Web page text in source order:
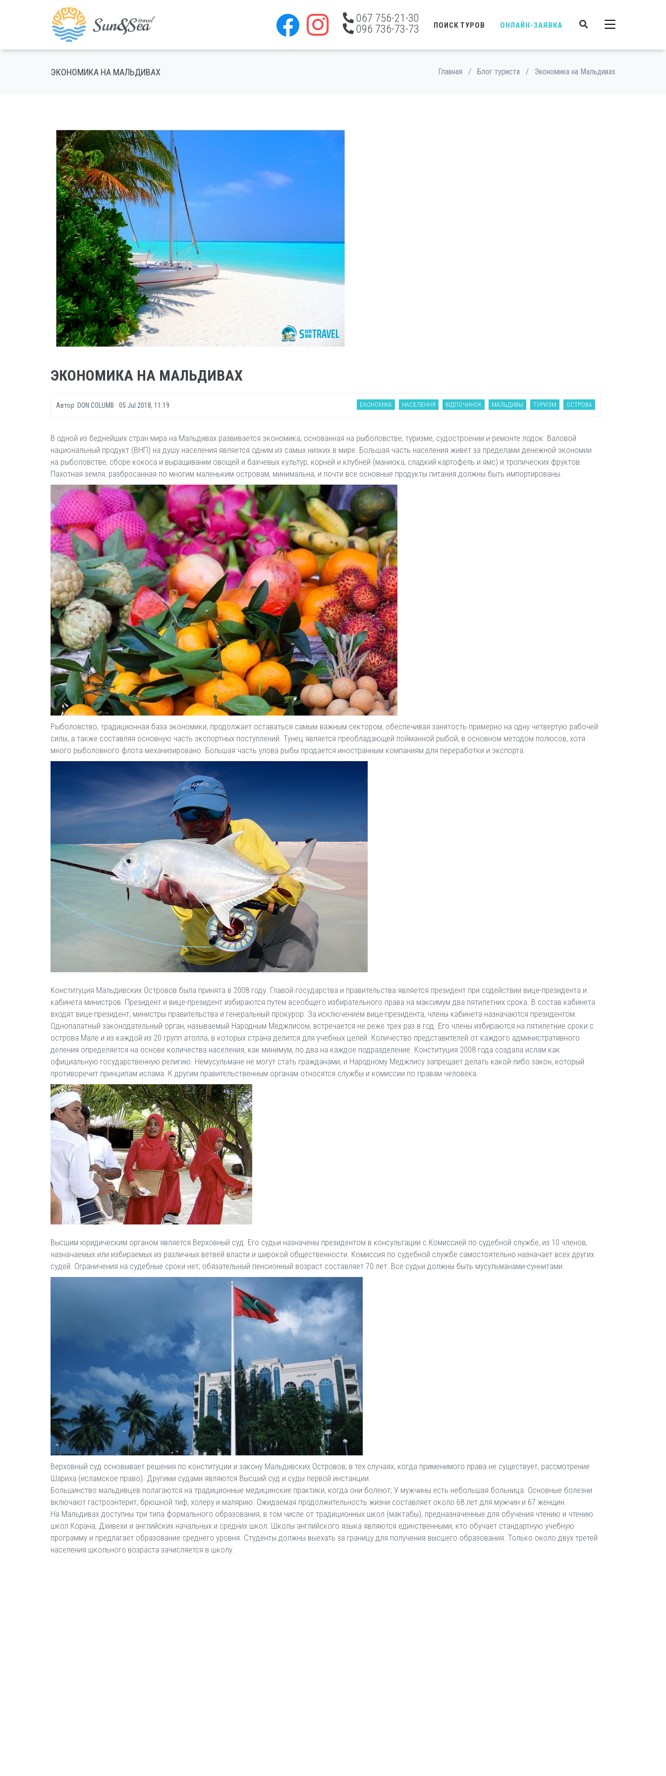
067 756-21-30
096 736-73-73
ПОИСК ТУРОВ ОНЛАЙН-ЗАЯВКА
ЭКОНОМИКА НА МАЛЬДИВАХ Главная / Блог туриста / Экономика на Мальдивах
ЭКОНОМИКА НА МАЛЬДИВАХ
Автор DON COLUMB 05 Jul 2018, 11:19 ЕКОНОМІКА НАСЕЛЕННЯ ВІДПОЧИНОК МАЛЬДИВЫ ТУРИЗМ ОСТРОВА
В одной из беднейших стран мира на Мальдивах развивается экономика, основанная на рыболовстве, туризме, судостроении и ремонте лодок. Валовой
национальный продукт (ВНП) на душу населения является одним из самых низких в мире. Большая часть населения живет за пределами денежной экономии
на рыболовстве, сборе кокоса и выращивании овощей и бахчевых культур, корней и клубней (маниока, сладкий картофель и ямс) и тропических фруктов.
Пахотная земля, разбросанная по многим маленьким островам, минимальна, и почти все основные продукты питания должны быть импортированы.
Рыболовство, традиционная база экономики, продолжает оставаться самым важным сектором, обеспечивая занятость примерно на одну четвертую рабочей
силы, а также составляя основную часть экспортных поступлений. Тунец является преобладающей пойманной рыбой, в основном методом полюсов, хотя
много рыболовного флота механизировано. Большая часть улова рыбы продается иностранным компаниям для переработки и экспорта.
Конституция Мальдивских Островов была принята в 2008 году. Главой государства и правительства является президент при содействии вице-президента и
кабинета министров. Президент и вице-президент избираются путем всеобщего избирательного права на максимум два пятилетних срока. В состав кабинета
входят вице-президент, министры правительства и генеральный прокурор. За исключением вице-президента, члены кабинета назначаются президентом.
Однопалатный законодательный орган, называемый Народным Меджлисом, встречается не реже трех раз в год. Его члены избираются на пятилетние сроки с
острова Мале и из каждой из 20 групп атолла, в которых страна делится для учебных целей. Количество представителей от каждого административного
деления определяется на основе количества населения, как минимум, по два на каждое подразделение. Конституция 2008 года создала ислам как
официальную государственную религию. Немусульмане не могут стать гражданами, и Народному Меджлису запрещает делать какой-либо закон, который
противоречит принципам ислама. К другим правительственным органам относятся службы и комиссии по правам человека.
Высшим юридическим органом является Верховный суд. Его судьи назначены президентом в консультации с Комиссией по судебной службе, из 10 членов,
назначаемых или избираемых из различных ветвей власти и широкой общественности. Комиссия по судебной службе самостоятельно назначает всех других
судей. Ограничения на судебные сроки нет; обязательный пенсионный возраст составляет 70 лет. Все судьи должны быть мусульманами-суннитами.
Верховный суд основывает решения по конституции и закону Мальдивских Островов; в тех случаях, когда применимого права не существует, рассмотрение
Шариха (исламское право). Другими судами являются Высший суд и суды первой инстанции.
Большинство мальдивцев полагаются на традиционные медицинские практики, когда они болеют; У мужчины есть небольшая больница. Основные болезни
включают гастроэнтерит, брюшной тиф, холеру и малярию. Ожидаемая продолжительность жизни составляет около 68 лет для мужчин и 67 женщин.
На Мальдивах доступны три типа формального образования, в том числе от традиционных школ (мактабы), предназначенные для обучения чтению и чтению
школ Корана, Дхивехи и английских начальных и средних школ. Школы английского языка являются единственными, кто обучает стандартную учебную
программу и предлагает образование среднего уровня. Студенты должны выехать за границу для получения высшего образования. Только около двух третей
населения школьного возраста зачисляется в школу.